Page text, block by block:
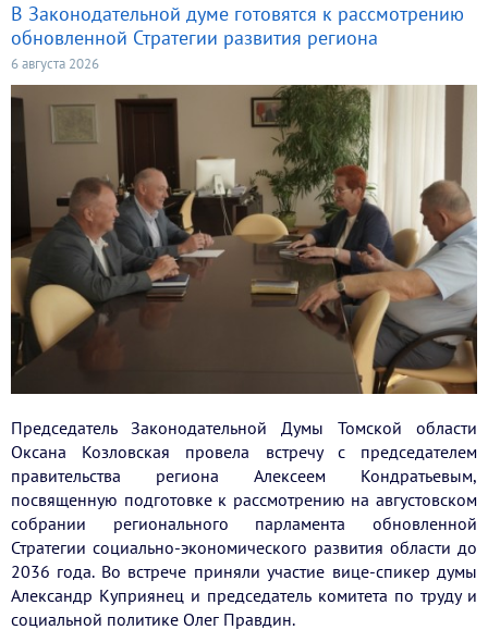
В Законодательной думе готовятся к рассмотрению
обновленной Стратегии развития региона
6 августа 2026
Председатель Законодательной Думы Томской области
Оксана Козловская провела встречу с председателем
правительства региона Алексеем Кондратьевым,
посвященную подготовке к рассмотрению на августовском
собрании регионального парламента обновленной
Стратегии социально-экономического развития области до
2036 года. Во встрече приняли участие вице-спикер думы
Александр Куприянец и председатель комитета по труду и
социальной политике Олег Правдин.